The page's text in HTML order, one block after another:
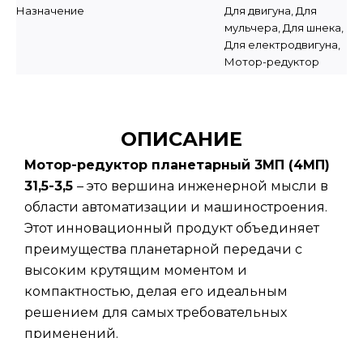
Назначение
Для двигуна, Для
мульчера, Для шнека,
Для електродвигуна,
Мотор-редуктор
ОПИСАНИЕ
Мотор-редуктор планетарный 3МП (4МП)
31,5-3,5 – это вершина инженерной мысли в
области автоматизации и машиностроения.
Этот инновационный продукт объединяет
преимущества планетарной передачи с
высоким крутящим моментом и
компактностью, делая его идеальным
решением для самых требовательных
применений.